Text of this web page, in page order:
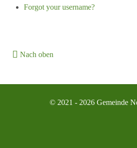
Forgot your username?
Nach oben
© 2021 - 2026 Gemeinde